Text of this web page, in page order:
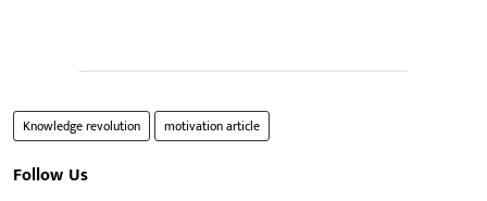
Knowledge revolution motivation article
Follow Us